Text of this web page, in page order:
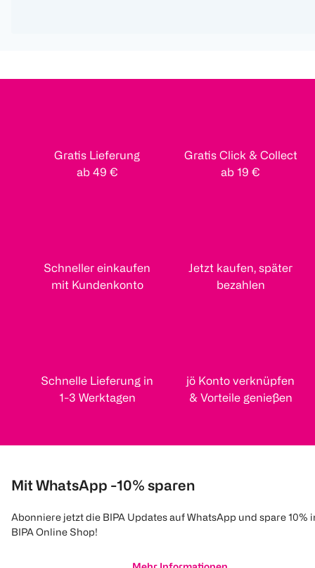
Gratis Lieferung
ab 49 €
Gratis Click & Collect
ab 19 €
Schneller einkaufen
mit Kundenkonto
Jetzt kaufen, später
bezahlen
Schnelle Lieferung in
1-3 Werktagen
jö Konto verknüpfen
& Vorteile genießen
Mit WhatsApp -10% sparen
Abonniere jetzt die BIPA Updates auf WhatsApp und spare 10%
BIPA Online Shop!